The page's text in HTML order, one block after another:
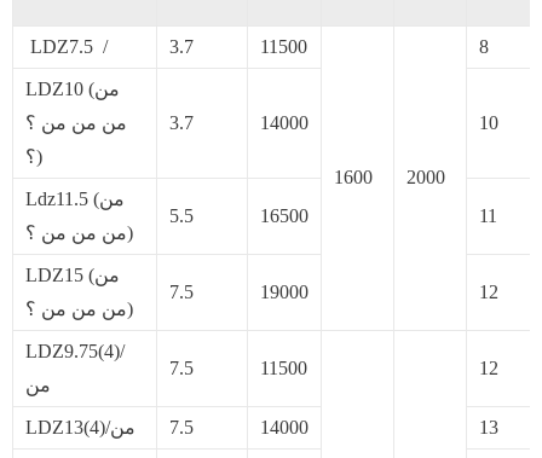
‏ LDZ7.5 ‏ ‏/‎ ‎ ‎ ‎ ‎ 3.7 11500
1600 2000
8
LDZ10 (من
من من من ؟
؟)
3.7 14000 10
Ldz11.5 (من
من من من ؟)
5.5 16500 11
LDZ15 (من
من من من ؟)
7.5 19000 12
LDZ9.75(4)/
من
7.5 11500 12
LDZ13(4)/من 7.5 14000 13